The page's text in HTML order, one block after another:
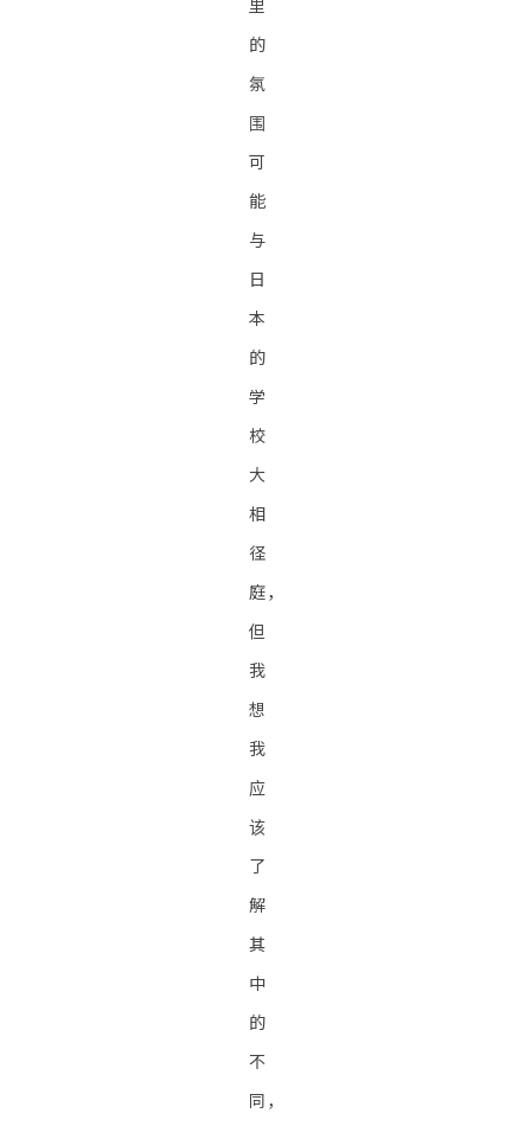
里
的
氛
围
可
能
与
日
本
的
学
校
大
相
径
庭，
但
我
想
我
应
该
了
解
其
中
的
不
同，